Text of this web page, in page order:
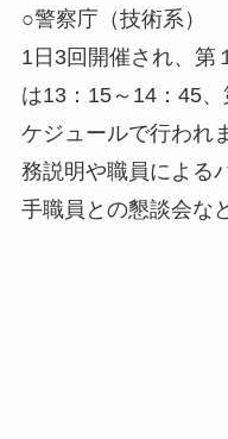
○警察庁（技術系）
1日3回開催され、第
は13：15～14：45
ケジュールで行われ
務説明や職員による
手職員との懇談会な